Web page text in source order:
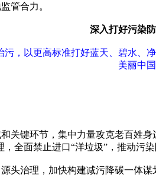
管合力。
深入打好污染
，以更高标准打好蓝天、碧水
美丽中国
关键环节，集中力量攻克老百姓
全面禁止进口“洋垃圾”，推动污
头治理，加快构建减污降碳一体谋